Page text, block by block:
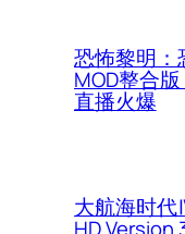
恐怖黎明：
MOD整合
直播火爆
大航海时
HD Version